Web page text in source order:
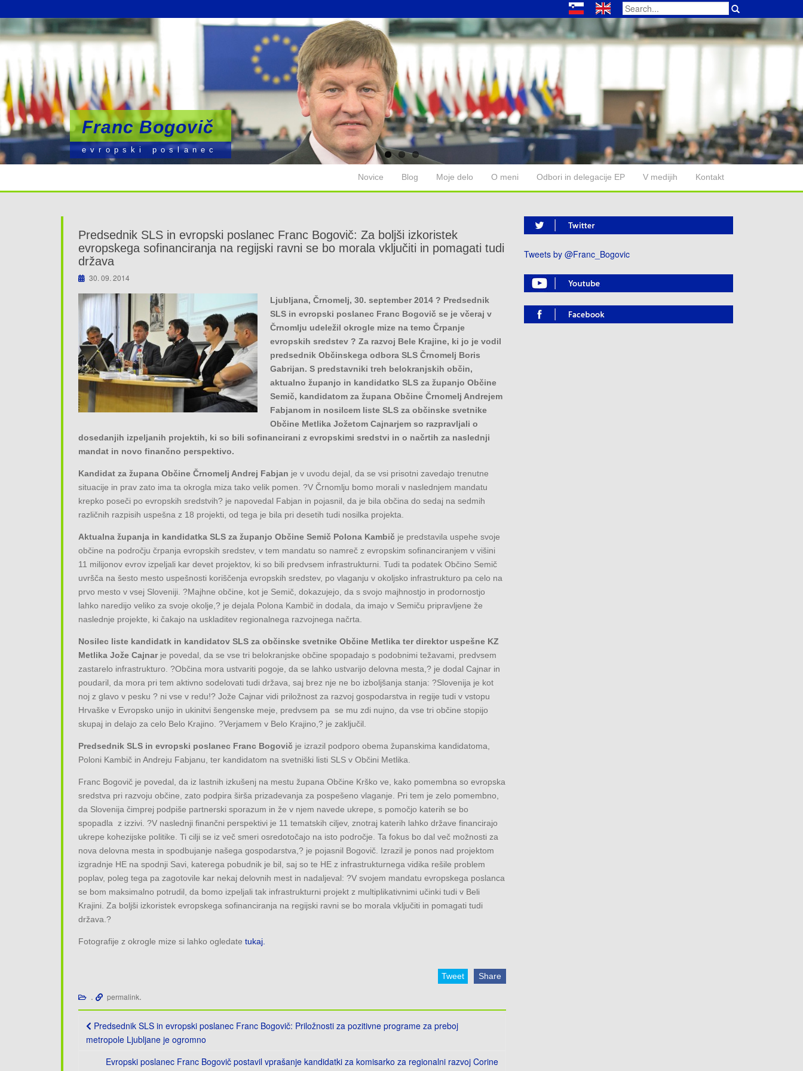
Search
for:
Franc Bogovič
evropski poslanec
Franc Bogovič
evropski poslanec
Franc Bogovič
evropski poslanec
Novice Blog Moje delo O meni Odbori in delegacije EP V medijih Kontakt
Predsednik SLS in evropski poslanec Franc Bogovič: Za boljši izkoristek
evropskega sofinanciranja na regijski ravni se bo morala vključiti in pomagati tudi
država
30. 09. 2014
Ljubljana, Črnomelj, 30. september 2014 ? Predsednik
SLS in evropski poslanec Franc Bogovič se je včeraj v
Črnomlju udeležil okrogle mize na temo Črpanje
evropskih sredstev ? Za razvoj Bele Krajine, ki jo je vodil
predsednik Občinskega odbora SLS Črnomelj Boris
Gabrijan. S predstavniki treh belokranjskih občin,
aktualno županjo in kandidatko SLS za županjo Občine
Semič, kandidatom za župana Občine Črnomelj Andrejem
Fabjanom in nosilcem liste SLS za občinske svetnike
Občine Metlika Jožetom Cajnarjem so razpravljali o
dosedanjih izpeljanih projektih, ki so bili sofinancirani z evropskimi sredstvi in o načrtih za naslednji
mandat in novo finančno perspektivo.
Kandidat za župana Občine Črnomelj Andrej Fabjan je v uvodu dejal, da se vsi prisotni zavedajo trenutne
situacije in prav zato ima ta okrogla miza tako velik pomen. ?V Črnomlju bomo morali v naslednjem mandatu
krepko poseči po evropskih sredstvih? je napovedal Fabjan in pojasnil, da je bila občina do sedaj na sedmih
različnih razpisih uspešna z 18 projekti, od tega je bila pri desetih tudi nosilka projekta.
Aktualna županja in kandidatka SLS za županjo Občine Semič Polona Kambič je predstavila uspehe svoje
občine na področju črpanja evropskih sredstev, v tem mandatu so namreč z evropskim sofinanciranjem v višini
11 milijonov evrov izpeljali kar devet projektov, ki so bili predvsem infrastrukturni. Tudi ta podatek Občino Semič
uvršča na šesto mesto uspešnosti koriščenja evropskih sredstev, po vlaganju v okoljsko infrastrukturo pa celo na
prvo mesto v vsej Sloveniji. ?Majhne občine, kot je Semič, dokazujejo, da s svojo majhnostjo in prodornostjo
lahko naredijo veliko za svoje okolje,? je dejala Polona Kambič in dodala, da imajo v Semiču pripravljene že
naslednje projekte, ki čakajo na uskladitev regionalnega razvojnega načrta.
Nosilec liste kandidatk in kandidatov SLS za občinske svetnike Občine Metlika ter direktor uspešne KZ
Metlika Jože Cajnarje povedal, da se vse tri belokranjske občine spopadajo s podobnimi težavami, predvsem
zastarelo infrastrukturo. ?Občina mora ustvariti pogoje, da se lahko ustvarijo delovna mesta,? je dodal Cajnar in
poudaril, da mora pri tem aktivno sodelovati tudi država, saj brez nje ne bo izboljšanja stanja: ?Slovenija je kot
noj z glavo v pesku ? ni vse v redu!? Jože Cajnar vidi priložnost za razvoj gospodarstva in regije tudi v vstopu
Hrvaške v Evropsko unijo in ukinitvi šengenske meje, predvsem pa se mu zdi nujno, da vse tri občine stopijo
skupaj in delajo za celo Belo Krajino. ?Verjamem v Belo Krajino,? je zaključil.
Predsednik SLS in evropski poslanec Franc Bogovič je izrazil podporo obema županskima kandidatoma,
Poloni Kambič in Andreju Fabjanu, ter kandidatom na svetniški listi SLS v Občini Metlika.
Franc Bogovič je povedal, da iz lastnih izkušenj na mestu župana Občine Krško ve, kako pomembna so evropska
sredstva pri razvoju občine, zato podpira širša prizadevanja za pospešeno vlaganje. Pri tem je zelo pomembno,
da Slovenija čimprej podpiše partnerski sporazum in že v njem navede ukrepe, s pomočjo katerih se bo
spopadla z izzivi. ?V naslednji finančni perspektivi je 11 tematskih ciljev, znotraj katerih lahko države financirajo
ukrepe kohezijske politike. Ti cilji se iz več smeri osredotočajo na isto področje. Ta fokus bo dal več možnosti za
nova delovna mesta in spodbujanje našega gospodarstva,? je pojasnil Bogovič. Izrazil je ponos nad projektom
izgradnje HE na spodnji Savi, katerega pobudnik je bil, saj so te HE z infrastrukturnega vidika rešile problem
poplav, poleg tega pa zagotovile kar nekaj delovnih mest in nadaljeval: ?V svojem mandatu evropskega poslanca
se bom maksimalno potrudil, da bomo izpeljali tak infrastrukturni projekt z multiplikativnimi učinki tudi v Beli
Krajini. Za boljši izkoristek evropskega sofinanciranja na regijski ravni se bo morala vključiti in pomagati tudi
država.?
Fotografije z okrogle mize si lahko ogledate tukaj.
Tweet Share
. permalink.
Post
navigation
Predsednik SLS in evropski poslanec Franc Bogovič: Priložnosti za pozitivne programe za preboj
metropole Ljubljane je ogromno
Evropski poslanec Franc Bogovič postavil vprašanje kandidatki za komisarko za regionalni razvoj Corine
Tweets by @Franc_Bogovic